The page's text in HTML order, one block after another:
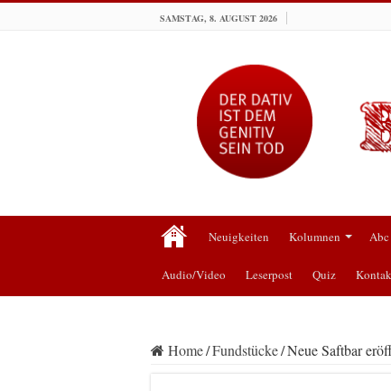
SAMSTAG, 8. AUGUST 2026
Neuigkeiten Kolumnen Abc
Audio/Video Leserpost Quiz
Home/Fundstücke/Neue Saftbar